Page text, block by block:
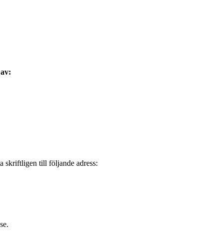
skriftligen till följande adress:
.